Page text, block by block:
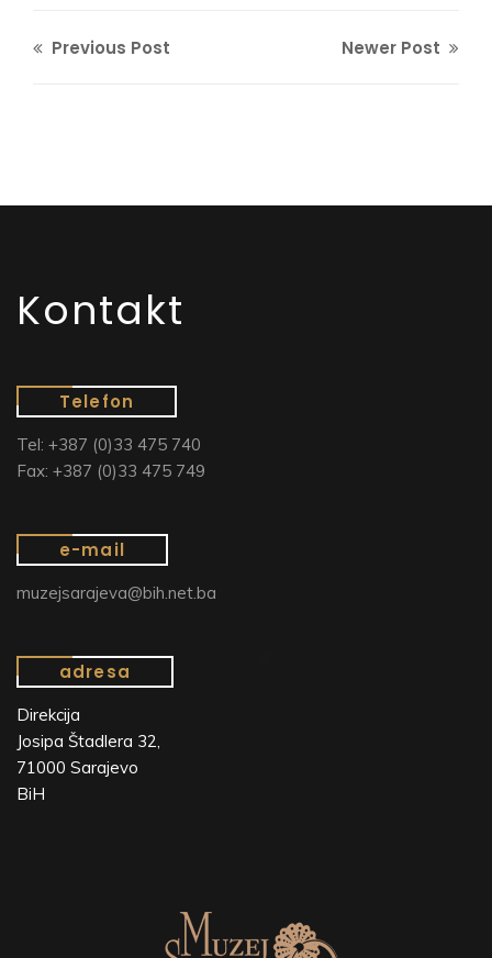
Previous Post Newer Post
Kontakt
Telefon
Tel: +387 (0)33 475 740
Fax: +387 (0)33 475 749
e-mail
muzejsarajeva@bih.net.ba
adresa
Direkcija
Josipa Štadlera 32,
71000 Sarajevo
BiH